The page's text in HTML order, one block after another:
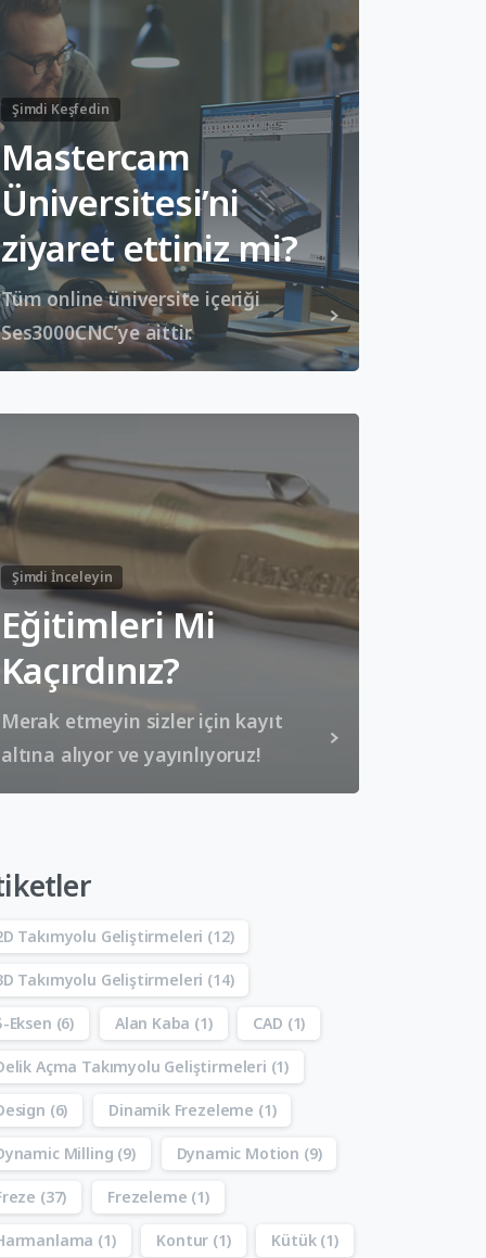
Şimdi Keşfedin
Mastercam
Üniversitesi’ni
ziyaret ettiniz mi?
Tüm online üniversite içeriği
Ses3000CNC’ye aittir.
Şimdi İnceleyin
Eğitimleri Mi
Kaçırdınız?
Merak etmeyin sizler için kayıt
altına alıyor ve yayınlıyoruz!
Takımyolu Geliştirmeleri (12)
Takımyolu Geliştirmeleri (14)
Eksen (6) Alan Kaba (1) CAD (1)
Açma Takımyolu Geliştirmeleri (1)
(6) Dinamik Frezeleme (1)
Milling (9) Dynamic Motion (9)
(37) Frezeleme (1)
(1) Kontur (1) Kütük(1)